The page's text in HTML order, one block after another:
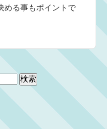
める事もポイントで